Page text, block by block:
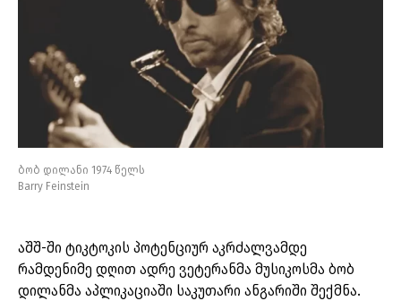
ბობ დილანი 1974 წელს
Barry Feinstein
აშშ-ში ტიკტოკის პოტენციურ აკრძალვამდე
რამდენიმე დღით ადრე ვეტერანმა მუსიკოსმა ბობ
დილანმა აპლიკაციაში საკუთარი ანგარიში შექმნა.